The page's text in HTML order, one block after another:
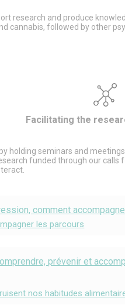
research and produce
cannabis, followed by other
Facilitating the
holding seminars and
funded through our
comment
les parcours
prévenir et
nos habitudes